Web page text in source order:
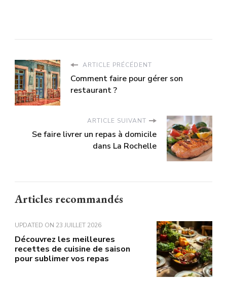
ARTICLE PRÉCÉDENT
Comment faire pour gérer son
restaurant ?
ARTICLE SUIVANT
Se faire livrer un repas à domicile
dans La Rochelle
Articles recommandés
UPDATED ON 23 JUILLET 2026
Découvrez les meilleures
recettes de cuisine de saison
pour sublimer vos repas